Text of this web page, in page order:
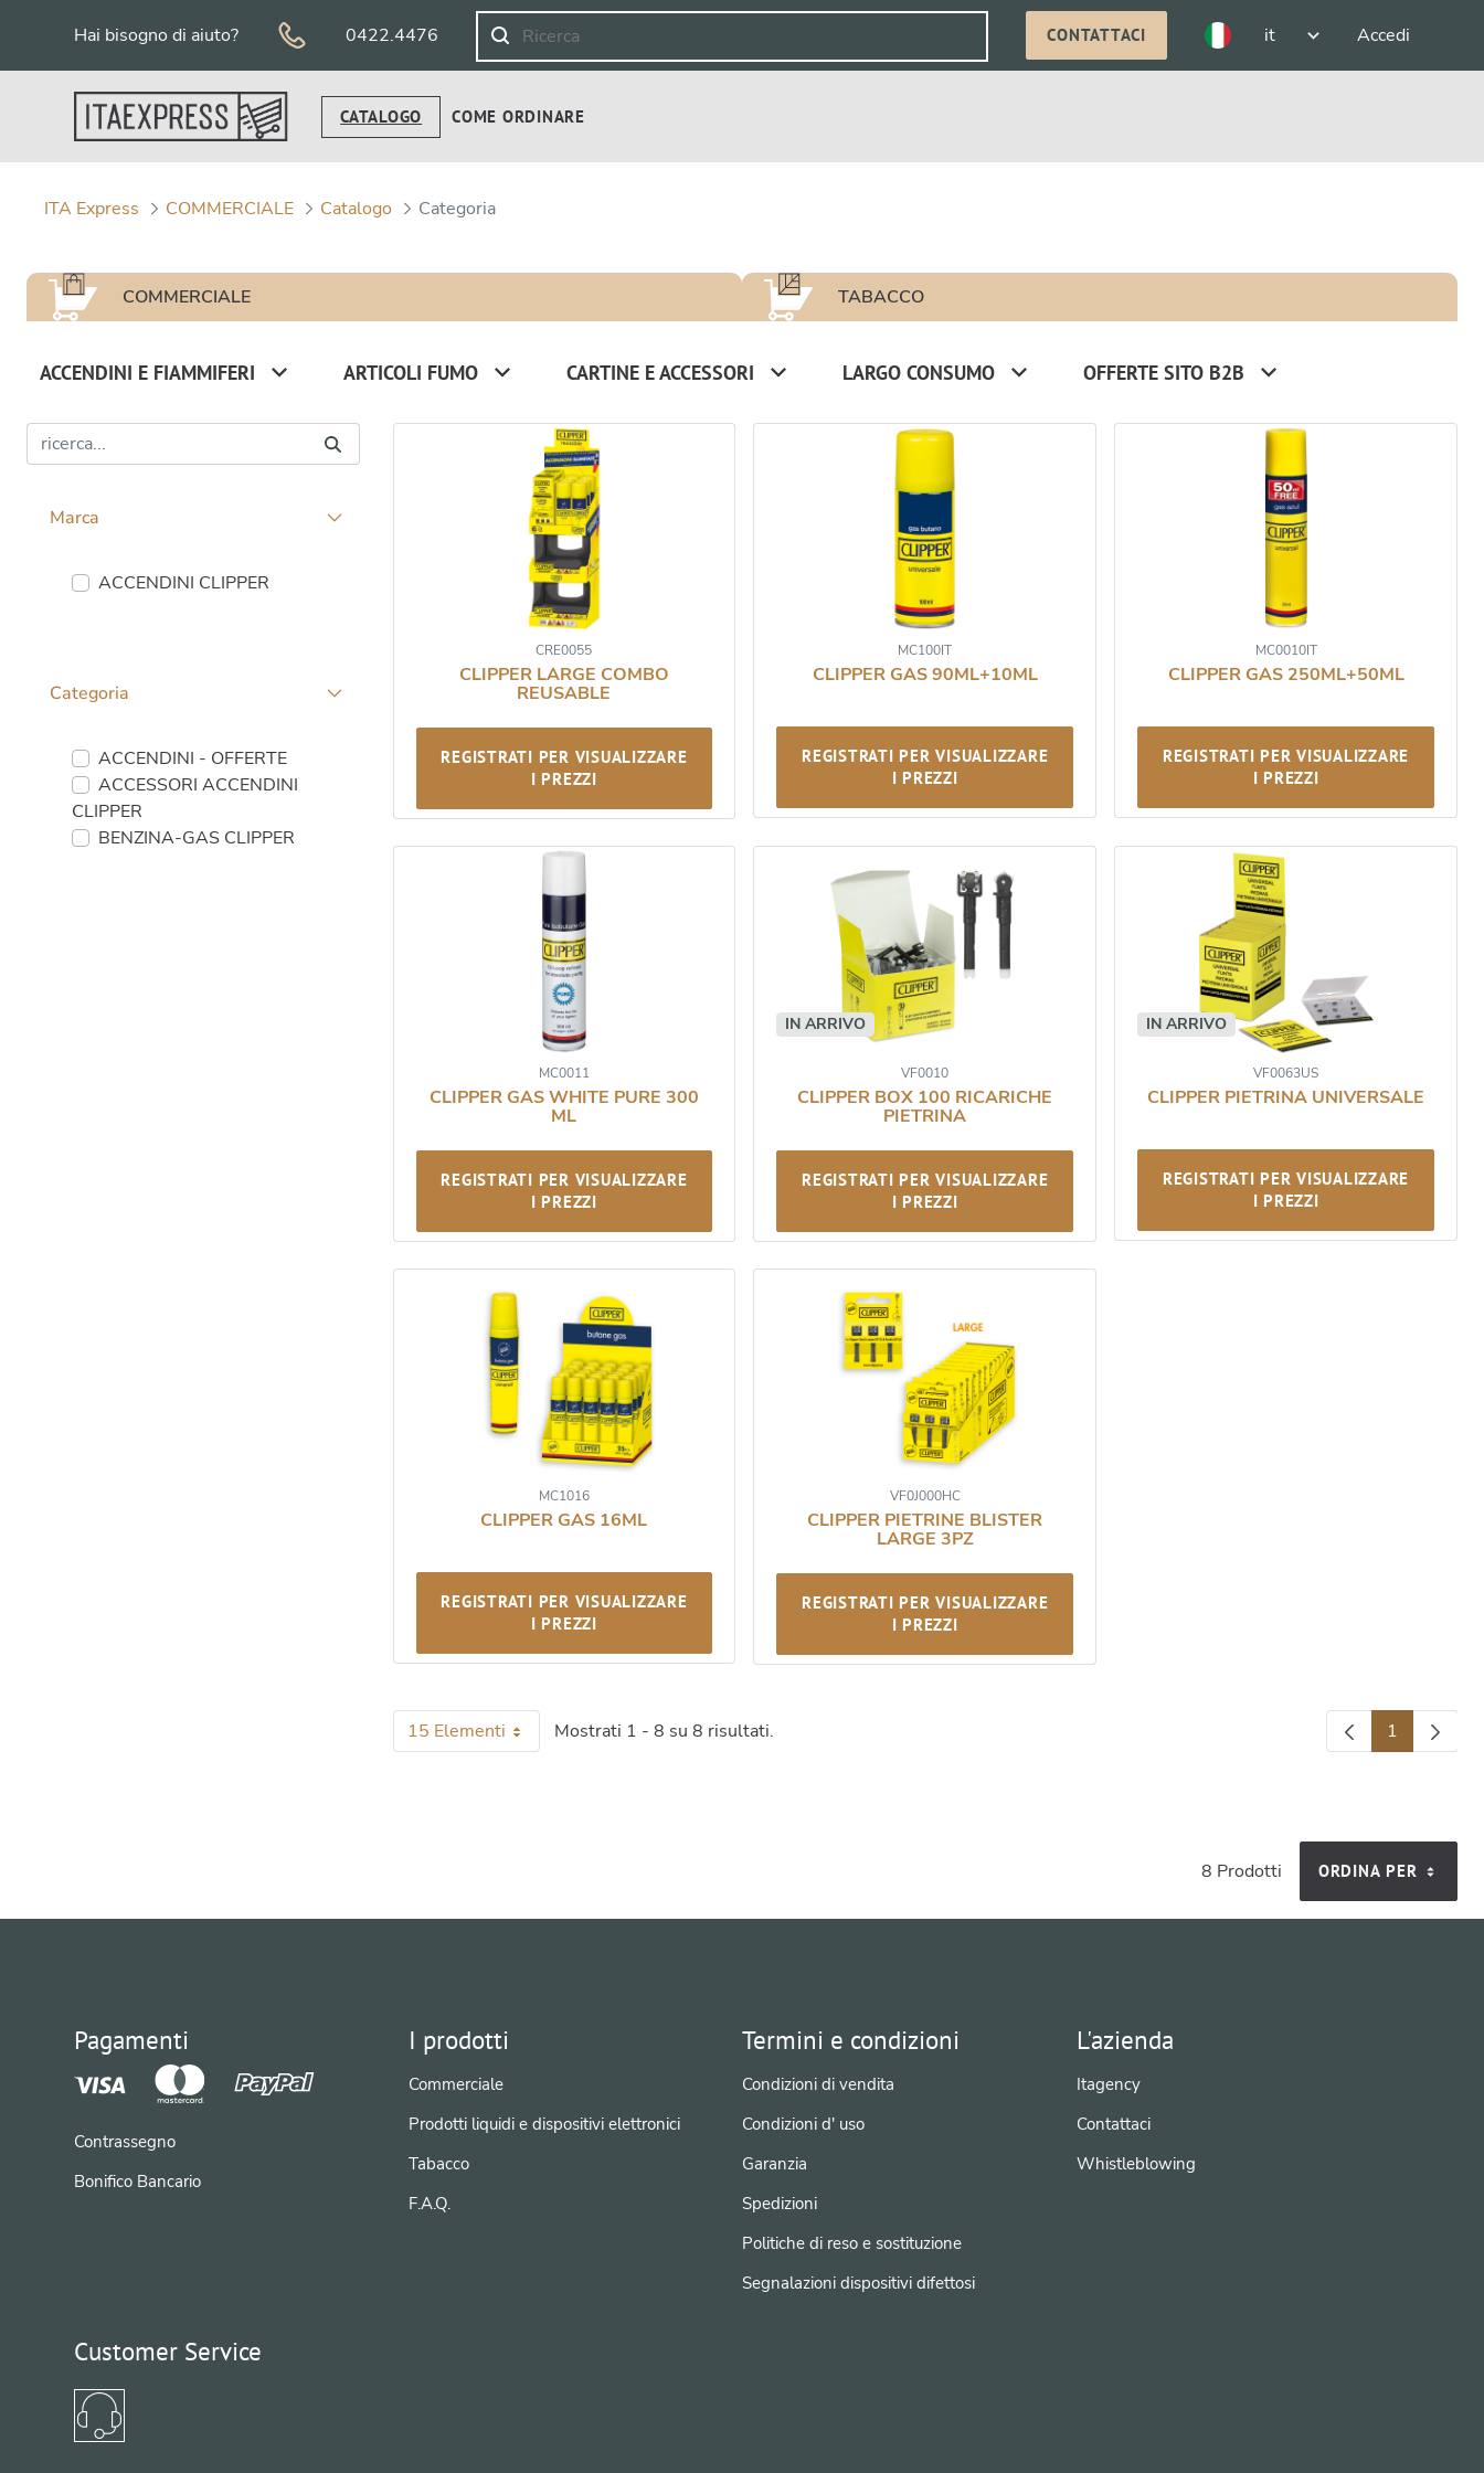
Hai bisogno di aiuto? 0422.4476 CONTATTACI it Accedi
CATALOGO COME ORDINARE
ITA Express COMMERCIALE Catalogo Categoria
COMMERCIALE TABACCO
ACCENDINI E FIAMMIFERI ARTICOLI FUMO CARTINE E ACCESSORI LARGO CONSUMO OFFERTE SITO B2B
Marca
Sfaccettature personalizzate
ACCENDINI CLIPPER
Categoria
Sfaccettature personalizzate
ACCENDINI - OFFERTE
ACCESSORI ACCENDINI
CLIPPER
BENZINA-GAS CLIPPER
CRE0055
CLIPPER LARGE COMBO
REUSABLE
REGISTRATI PER VISUALIZZARE
I PREZZI
MC100IT
CLIPPER GAS 90ML+10ML
REGISTRATI PER VISUALIZZARE
I PREZZI
MC0010IT
CLIPPER GAS 250ML+50ML
REGISTRATI PER VISUALIZZARE
I PREZZI
MC0011
CLIPPER GAS WHITE PURE 300
ML
REGISTRATI PER VISUALIZZARE
I PREZZI
IN ARRIVO
VF0010
CLIPPER BOX 100 RICARICHE
PIETRINA
REGISTRATI PER VISUALIZZARE
I PREZZI
IN ARRIVO
VF0063US
CLIPPER PIETRINA UNIVERSALE
REGISTRATI PER VISUALIZZARE
I PREZZI
MC1016
CLIPPER GAS 16ML
REGISTRATI PER VISUALIZZARE
I PREZZI
VF0J000HC
CLIPPER PIETRINE BLISTER
LARGE 3PZ
REGISTRATI PER VISUALIZZARE
I PREZZI
15 ElementiPer pagina Mostrati 1 - 8 su 8 risultati. Pagina
1
8 Prodotti ORDINA PER
Pagamenti
Contrassegno
Bonifico Bancario
I prodotti
Commerciale
Prodotti liquidi e dispositivi elettronici
Tabacco
F.A.Q.
Termini e condizioni
Condizioni di vendita
Condizioni d' uso
Garanzia
Spedizioni
Politiche di reso e sostituzione
Segnalazioni dispositivi difettosi
L'azienda
Itagency
Contattaci
Whistleblowing
Customer Service